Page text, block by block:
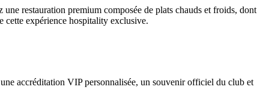
restauration premium composée de plats chauds et froids, dont
cette expérience hospitality exclusive.
accréditation VIP personnalisée, un souvenir officiel du club et